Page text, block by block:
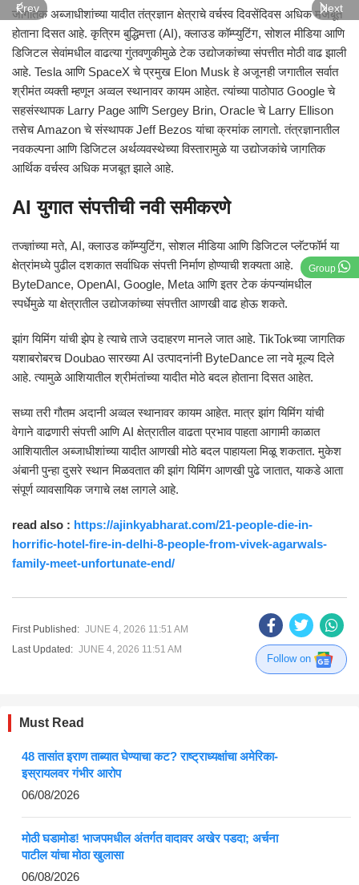
Group
जागतिक अब्जाधीशांच्या यादीत तंत्रज्ञान क्षेत्राचे वर्चस्व दिवसेंदिवस अधिक मजबूत
होताना दिसत आहे. कृत्रिम बुद्धिमत्ता (AI), क्लाउड कॉम्प्युटिंग, सोशल मीडिया आणि
डिजिटल सेवांमधील वाढत्या गुंतवणुकीमुळे टेक उद्योजकांच्या संपत्तीत मोठी वाढ झाली
आहे. Tesla आणि SpaceX चे प्रमुख Elon Musk हे अजूनही जगातील सर्वात
श्रीमंत व्यक्ती म्हणून अव्वल स्थानावर कायम आहेत. त्यांच्या पाठोपाठ Google चे
सहसंस्थापक Larry Page आणि Sergey Brin, Oracle चे Larry Ellison
तसेच Amazon चे संस्थापक Jeff Bezos यांचा क्रमांक लागतो. तंत्रज्ञानातील
नवकल्पना आणि डिजिटल अर्थव्यवस्थेच्या विस्तारामुळे या उद्योजकांचे जागतिक
आर्थिक वर्चस्व अधिक मजबूत झाले आहे.
AI युगात संपत्तीची नवी समीकरणे
तज्ज्ञांच्या मते, AI, क्लाउड कॉम्प्युटिंग, सोशल मीडिया आणि डिजिटल प्लॅटफॉर्म या
क्षेत्रांमध्ये पुढील दशकात सर्वाधिक संपत्ती निर्माण होण्याची शक्यता आहे.
ByteDance, OpenAI, Google, Meta आणि इतर टेक कंपन्यांमधील
स्पर्धेमुळे या क्षेत्रातील उद्योजकांच्या संपत्तीत आणखी वाढ होऊ शकते.
झांग यिमिंग यांची झेप हे त्याचे ताजे उदाहरण मानले जात आहे. TikTokच्या जागतिक
यशाबरोबरच Doubao सारख्या AI उत्पादनांनी ByteDance ला नवे मूल्य दिले
आहे. त्यामुळे आशियातील श्रीमंतांच्या यादीत मोठे बदल होताना दिसत आहेत.
सध्या तरी गौतम अदानी अव्वल स्थानावर कायम आहेत. मात्र झांग यिमिंग यांची
वेगाने वाढणारी संपत्ती आणि AI क्षेत्रातील वाढता प्रभाव पाहता आगामी काळात
आशियातील अब्जाधीशांच्या यादीत आणखी मोठे बदल पाहायला मिळू शकतात. मुकेश
अंबानी पुन्हा दुसरे स्थान मिळवतात की झांग यिमिंग आणखी पुढे जातात, याकडे आता
संपूर्ण व्यावसायिक जगाचे लक्ष लागले आहे.
read also : https://ajinkyabharat.com/21-people-die-in-
horrific-hotel-fire-in-delhi-8-people-from-vivek-agarwals-
family-meet-unfortunate-end/
First Published: JUNE 4, 2026 11:51 AM
Last Updated: JUNE 4, 2026 11:51 AM
Follow on
Prev Next
Must Read
48 तासांत इराण ताब्यात घेण्याचा कट? राष्ट्राध्यक्षांचा अमेरिका-
इस्रायलवर गंभीर आरोप
06/08/2026
मोठी घडामोड! भाजपमधील अंतर्गत वादावर अखेर पडदा; अर्चना
पाटील यांचा मोठा खुलासा
06/08/2026